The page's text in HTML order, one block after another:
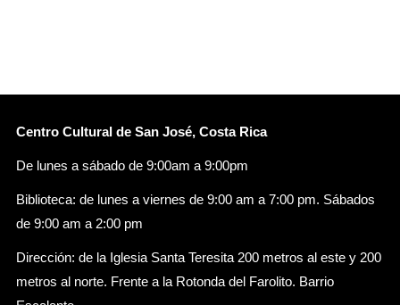
Centro Cultural de San José, Costa Rica
De lunes a sábado de 9:00am a 9:00pm
Biblioteca: de lunes a viernes de 9:00 am a 7:00 pm. Sábados
de 9:00 am a 2:00 pm
Dirección: de la Iglesia Santa Teresita 200 metros al este y 200
metros al norte. Frente a la Rotonda del Farolito. Barrio